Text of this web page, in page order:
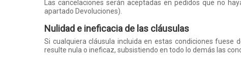
Las cancelaciones serán aceptadas en pedidos que no
apartado Devoluciones).
Nulidad e ineficacia de las cláusulas
Si cualquiera cláusula incluida en estas condiciones
resulte nula o ineficaz, subsistiendo en todo lo demás las